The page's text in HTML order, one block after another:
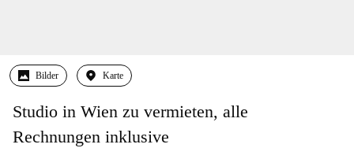
Bilder Karte
Studio in Wien zu vermieten, alle
Rechnungen inklusive